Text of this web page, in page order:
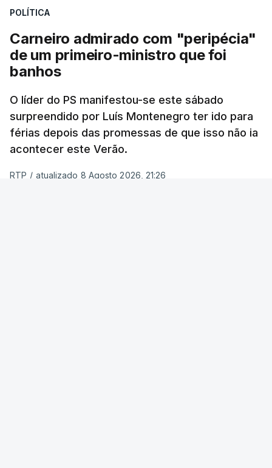
POLÍTICA
Carneiro admirado com "peripécia"
de um primeiro-ministro que foi
banhos
O líder do PS manifestou-se este sábado
surpreendido por Luís Montenegro ter ido para
férias depois das promessas de que isso não ia
acontecer este Verão.
RTP / atualizado 8 Agosto 2026, 21:26